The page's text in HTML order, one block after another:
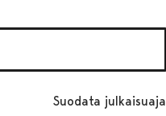
Suodata